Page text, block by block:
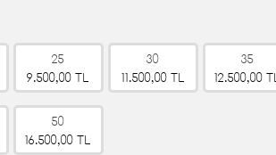
25
9.500,00 TL
30
11.500,00 TL
35
12.500,00 TL
50
16.500,00 TL